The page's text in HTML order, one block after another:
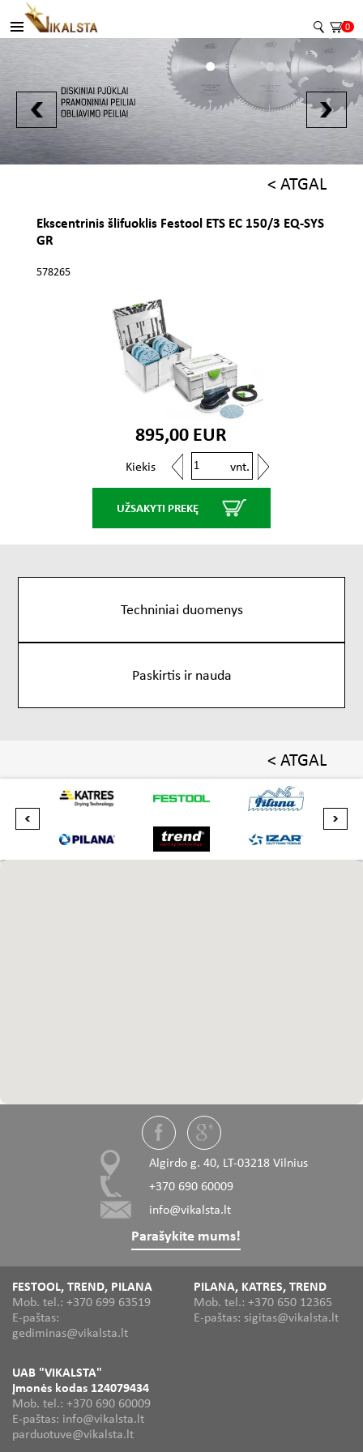
0
< ATGAL
Ekscentrinis šlifuoklis Festool ETS EC 150/3 EQ-SYS
GR
578265
895,00 EUR
Kiekis vnt.
UŽSAKYTI PREKĘ
Techniniai duomenys
Paskirtis ir nauda
< ATGAL
Algirdo g. 40, LT-03218 Vilnius
+370 690 60009
info@vikalsta.lt
Parašykite mums!
FESTOOL, TREND, PILANA
Mob. tel.: +370 699 63519
E-paštas:
gediminas@vikalsta.lt
PILANA, KATRES, TREND
Mob. tel.: +370 650 12365
E-paštas: sigitas@vikalsta.lt
UAB "VIKALSTA"
Įmonės kodas 124079434
Mob. tel.: +370 690 60009
E-paštas: info@vikalsta.lt
parduotuve@vikalsta.lt